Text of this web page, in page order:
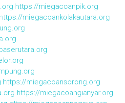
https://miegacoanpik.org
https://miegacoankolakautara.org
https://miegacoansorong.org
https://miegacoangianyar.org